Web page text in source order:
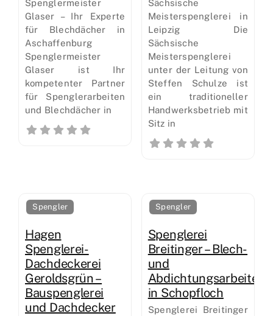
Spenglermeister
Glaser – Ihr Experte
für Blechdächer in
Aschaffenburg
Spenglermeister
Glaser ist Ihr
kompetenter Partner
für Spenglerarbeiten
und Blechdächer in
Sächsische
Meisterspenglerei in
Leipzig Die
Sächsische
Meisterspenglerei
unter der Leitung von
Steffen Schulze ist
ein traditioneller
Handwerksbetrieb mit
Sitz in
Spengler
Hagen
Spenglerei-
Dachdeckerei
Geroldsgrün –
Bauspenglerei
und Dachdecker
Spengler
Spenglerei
Breitinger – Blech-
und
Abdichtungsarbeiten
in Schopfloch
Spenglerei Breitinger